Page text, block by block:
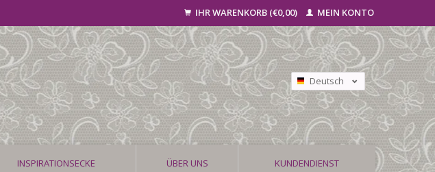
IHR WARENKORB (€0,00) MEIN KONTO
Deutsch
Nederlands
Français
INSPIRATIONSECKE ÜBER UNS KUNDENDIENST